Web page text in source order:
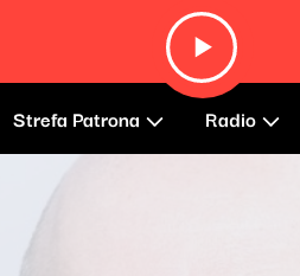
Strefa Patrona Radio